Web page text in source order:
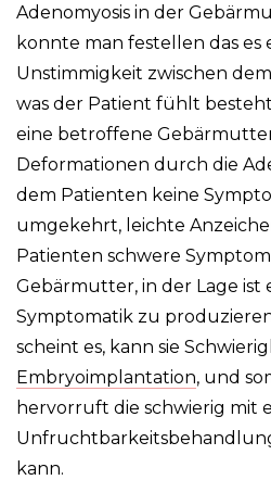
Adenomyosis in der
konnte man festellen das es
Unstimmigkeit zwischen
was der Patient fühlt
eine betroffene
Deformationen durch die
dem Patienten keine
umgekehrt, leichte
Patienten schwere
Gebärmutter, in der Lage ist
Symptomatik zu
scheint es, kann sie
Embryoimplantation, und
hervorruft die schwierig mit
kann.